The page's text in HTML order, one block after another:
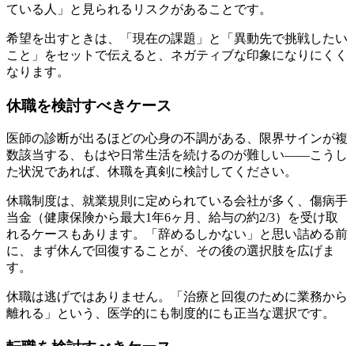
ている人」と見られるリスクがあることです。
希望を出すときは、「現在の課題」と「異動先で挑戦したい
こと」をセットで伝えると、ネガティブな印象になりにくく
なります。
休職を検討すべきケース
医師の診断が出るほどの心身の不調がある、限界サインが複
数該当する、もはや日常生活を続けるのが難しい——こうし
た状況であれば、休職を真剣に検討してください。
休職制度は、就業規則に定められている会社が多く、傷病手
当金（健康保険から最大1年6ヶ月、給与の約2/3）を受け取
れるケースもあります。「辞めるしかない」と思い詰める前
に、まず休んで回復することが、その後の選択肢を広げま
す。
休職は逃げではありません。「治療と回復のために業務から
離れる」という、医学的にも制度的にも正当な選択です。